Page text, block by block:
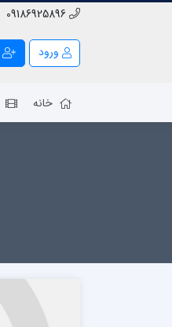
09186925896
ورود
خانه